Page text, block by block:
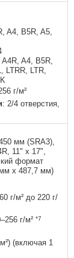
A4, B5R, A5,
A4, B5R,
LTRR, LTR,
г/м²
: 2/4 отверстия,
мм (SRA3),
11" x 17",
формат
x 487,7 мм)
г/м² до 220 г/
г/м² *7
(включая 1